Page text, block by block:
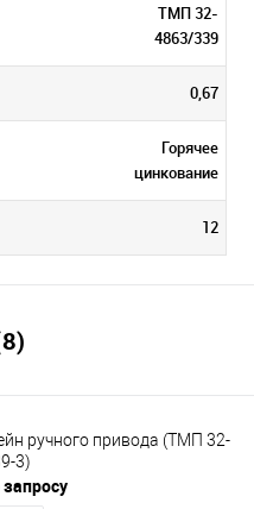
ТМП 32-
4863/339
0,67
Горячее
цинкование
12
ручного привода (ТМП 32-
3)